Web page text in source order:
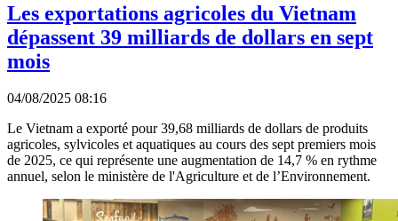
Les exportations agricoles du Vietnam
dépassent 39 milliards de dollars en sept
mois
04/08/2025 08:16
Le Vietnam a exporté pour 39,68 milliards de dollars de produits
agricoles, sylvicoles et aquatiques au cours des sept premiers mois
de 2025, ce qui représente une augmentation de 14,7 % en rythme
annuel, selon le ministère de l'Agriculture et de l’Environnement.